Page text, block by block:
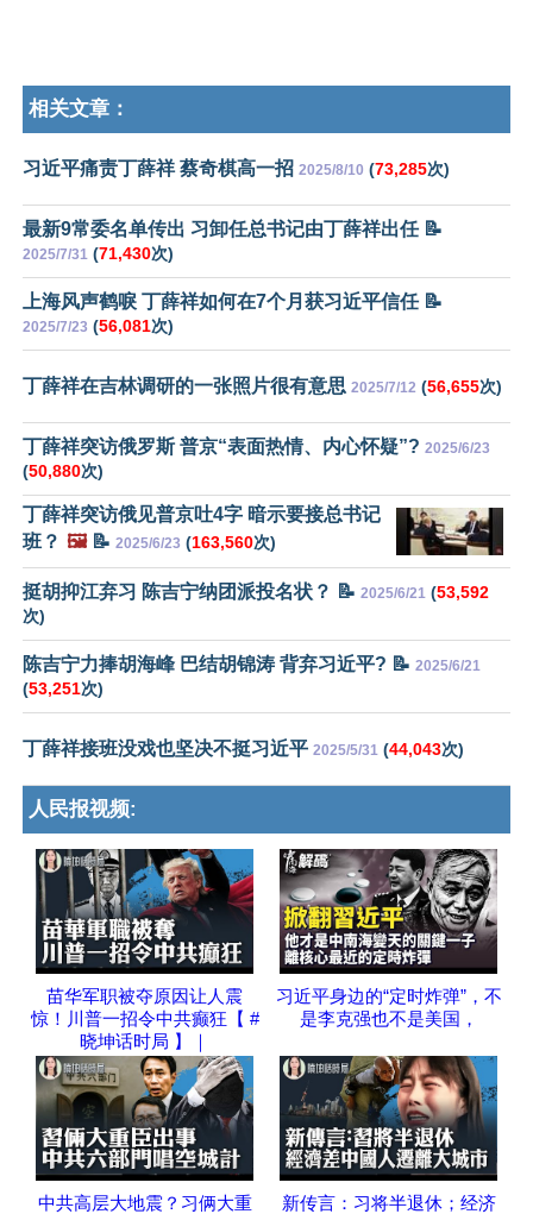
相关文章：
习近平痛责丁薛祥 蔡奇棋高一招 2025/8/10 (73,285次)
最新9常委名单传出 习卸任总书记由丁薛祥出任 📝
2025/7/31 (71,430次)
上海风声鹤唳 丁薛祥如何在7个月获习近平信任 📝
2025/7/23 (56,081次)
丁薛祥在吉林调研的一张照片很有意思 2025/7/12 (56,655次)
丁薛祥突访俄罗斯 普京“表面热情、内心怀疑”? 2025/6/23
(50,880次)
丁薛祥突访俄见普京吐4字 暗示要接总书记
班？ 🖼️📝 2025/6/23 (163,560次)
挺胡抑江弃习 陈吉宁纳团派投名状？ 📝 2025/6/21 (53,592
次)
陈吉宁力捧胡海峰 巴结胡锦涛 背弃习近平? 📝 2025/6/21
(53,251次)
丁薛祥接班没戏也坚决不挺习近平 2025/5/31 (44,043次)
人民报视频:
苗华军职被夺原因让人震
惊！川普一招令中共癫狂【 #
晓坤话时局 】｜
习近平身边的“定时炸弹”，不
是李克强也不是美国，
中共高层大地震？习俩大重
新传言：习将半退休；经济